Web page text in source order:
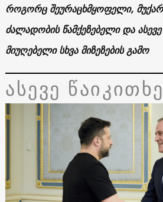
როგორც შეურაცხმყოფელი,
ძალადობის წამქეზებელი და
მიუღებელი სხვა მიზეზების გამო
ასევე